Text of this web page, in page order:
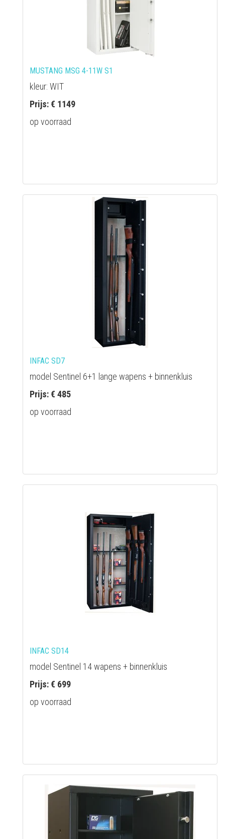
MUSTANG MSG 4-11W S1
kleur: WIT
Prijs: € 1149
op voorraad
INFAC SD7
model Sentinel 6+1 lange wapens + binnenkluis
Prijs: € 485
op voorraad
INFAC SD14
model Sentinel 14 wapens + binnenkluis
Prijs: € 699
op voorraad